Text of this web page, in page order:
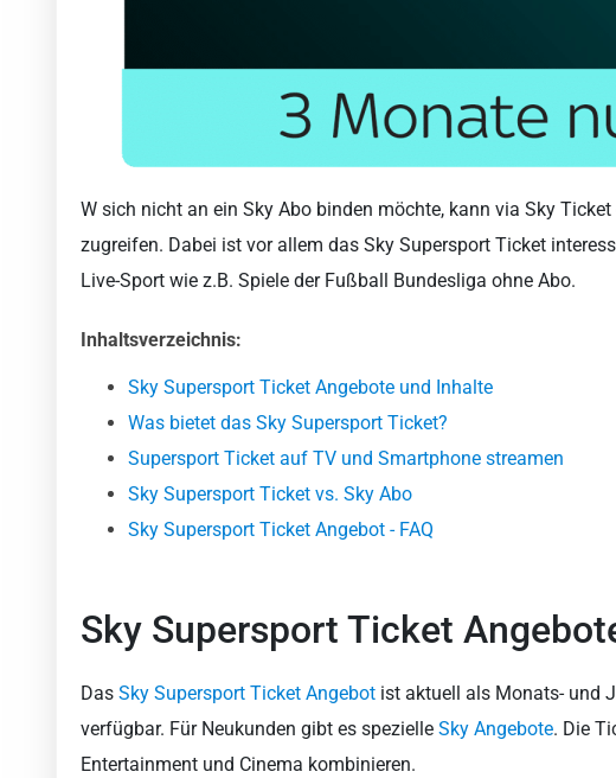
W sich nicht an ein Sky Abo binden möchte, kann via Sky
zugreifen. Dabei ist vor allem das Sky Supersport Ticket
Live-Sport wie z.B. Spiele der Fußball Bundesliga ohne Abo.
Inhaltsverzeichnis:
Sky Supersport Ticket Angebote und Inhalte
Was bietet das Sky Supersport Ticket?
Supersport Ticket auf TV und Smartphone streamen
Sky Supersport Ticket vs. Sky Abo
Sky Supersport Ticket Angebot - FAQ
Sky Supersport Ticket
Das Sky Supersport Ticket Angebot ist aktuell als Monats- und
verfügbar. Für Neukunden gibt es spezielle Sky Angebote. Die
Entertainment und Cinema kombinieren.